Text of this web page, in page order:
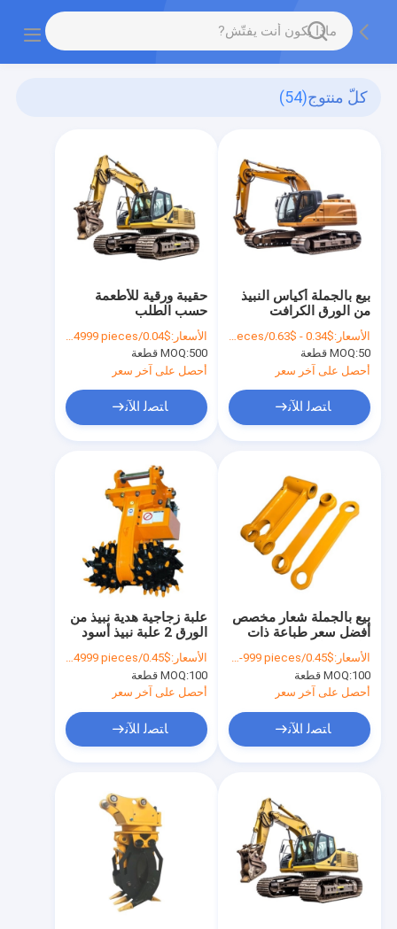
كلّ منتوج(54)
حقيبة ورقية للأطعمة
حسب الطلب
الأسعار:$0.04/pieces 500-4999 pieces
MOQ:500 قطعة
أحصل على آخر سعر
ﺎﺘﺼﻟ ﺍﻶﻧ
بيع بالجملة أكياس النبيذ
من الورق الكرافت
للزجاجات النبيذ
الأسعار:$0.34 - $0.63/pieces
MOQ:50 قطعة
أحصل على آخر سعر
ﺎﺘﺼﻟ ﺍﻶﻧ
علبة زجاجية هدية نبيذ من
الورق 2 علبة نبيذ أسود
الأسعار:$0.45/pieces 100-4999 pieces
MOQ:100 قطعة
أحصل على آخر سعر
ﺎﺘﺼﻟ ﺍﻶﻧ
بيع بالجملة شعار مخصص
أفضل سعر طباعة ذات
علامة تجارية مخصصة
كيس ورق النبيذ الكرتوني
الأسود
الأسعار:$0.45/pieces 100-999 pieces
MOQ:100 قطعة
أحصل على آخر سعر
ﺎﺘﺼﻟ ﺍﻶﻧ